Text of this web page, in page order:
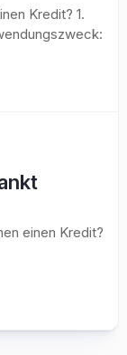
Kredit? 1.
einen Kredit?